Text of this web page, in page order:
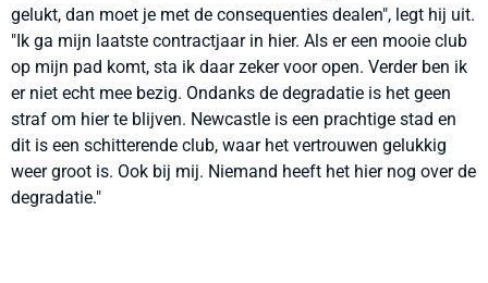
gelukt, dan moet je met de consequenties dealen", legt hij uit.
"Ik ga mijn laatste contractjaar in hier. Als er een mooie club
op mijn pad komt, sta ik daar zeker voor open. Verder ben ik
er niet echt mee bezig. Ondanks de degradatie is het geen
straf om hier te blijven. Newcastle is een prachtige stad en
dit is een schitterende club, waar het vertrouwen gelukkig
weer groot is. Ook bij mij. Niemand heeft het hier nog over de
degradatie."